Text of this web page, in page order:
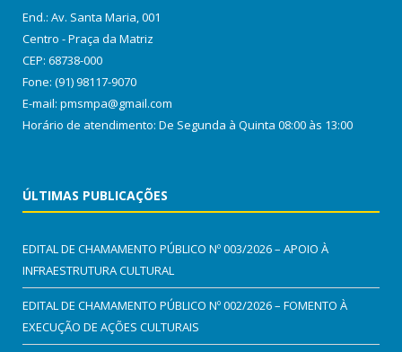
End.: Av. Santa Maria, 001
Centro - Praça da Matriz
CEP: 68738-000
Fone: (91) 98117-9070
E-mail: pmsmpa@gmail.com
Horário de atendimento: De Segunda à Quinta 08:00 às 13:00
ÚLTIMAS PUBLICAÇÕES
EDITAL DE CHAMAMENTO PÚBLICO Nº 003/2026 – APOIO À
INFRAESTRUTURA CULTURAL
EDITAL DE CHAMAMENTO PÚBLICO Nº 002/2026 – FOMENTO À
EXECUÇÃO DE AÇÕES CULTURAIS